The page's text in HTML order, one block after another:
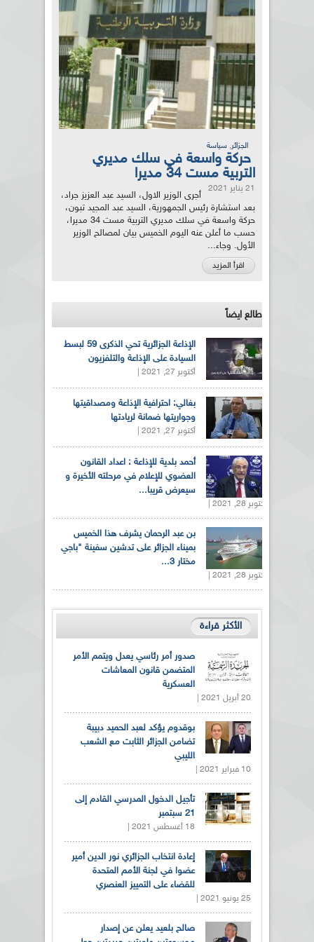
الجزائر, سياسة
حركة واسعة في سلك مديري
التربية مست 34 مديرا
21 يناير 2021
أجرى الوزير الاول، السيد عبد العزيز جراد،
بعد استشارة رئيس الجمهورية، السيد عبد المجيد تبون،
حركة واسعة في سلك مديري التربية مست 34 مديرا،
حسب ما أعلن عنه اليوم الخميس بيان لمصالح الوزير
الأول. وجاء...
اقرأ المزيد
طالع ايضاً
الإذاعة الجزائرية تحي الذكرى 59 لبسط
السيادة على الإذاعة والتلفزيون
أكتوبر 27, 2021 |
بغالي: احترافية الإذاعة ومصداقيتها
وجواريتها ضمانة لريادتها
أكتوبر 27, 2021 |
أحمد بلدية للإذاعة : اعداد القانون
العضوي للإعلام في مرحلته الأخيرة و
سيعرض قريبا...
أكتوبر 28, 2021 |
بن عبد الرحمان يشرف هذا الخميس
بميناء الجزائر على تدشين سفينة "باجي
مختار 3...
أكتوبر 28, 2021 |
الأكثر قراءة
صدور أمر رئاسي يعدل ويتمم الأمر
المتضمن قانون المعاشات
العسكرية
20 أبريل 2021 |
بوقدوم يؤكد لعبد الحميد دبيبة
تضامن الجزائر الثابت مع الشعب
الليبي
10 فبراير 2021 |
تأجيل الدخول المدرسي القادم إلى
21 سبتمبر
18 أغسطس 2021 |
إعادة انتخاب الجزائري نور الدين أمير
عضوا في لجنة الأمم المتحدة
للقضاء على التمييز العنصري
25 يونيو 2021 |
صالح بلعيد يعلن عن إصدار